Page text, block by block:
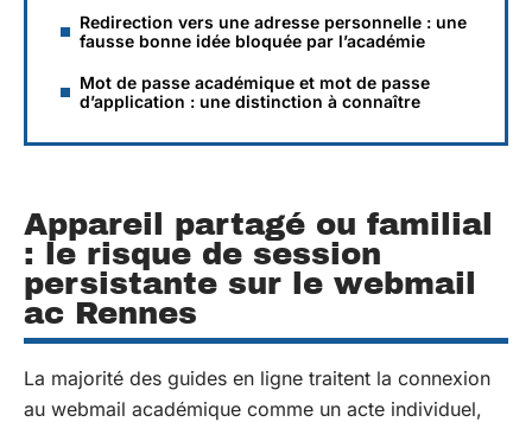
Redirection vers une adresse personnelle : une
fausse bonne idée bloquée par l’académie
Mot de passe académique et mot de passe
d’application : une distinction à connaître
Appareil partagé ou familial
: le risque de session
persistante sur le webmail
ac Rennes
La majorité des guides en ligne traitent la connexion
au webmail académique comme un acte individuel,